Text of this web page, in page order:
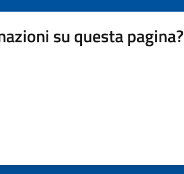
su questa pagina?